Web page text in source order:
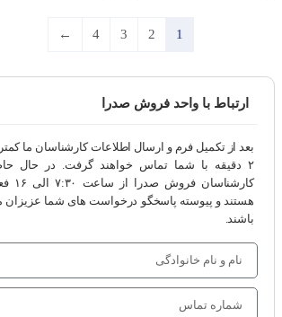
ارتباط با واحد فروش صدرا
بعد از تکمیل فرم و ارسال اطلاعات کارشناسان ما کمتر
۲ دقیقه با شما تماس خواهند گرفت. در حال
کارشناسان
هستند و پیوسته پاسخگو درخواست های شما
باشند.
1
2
3
4
←